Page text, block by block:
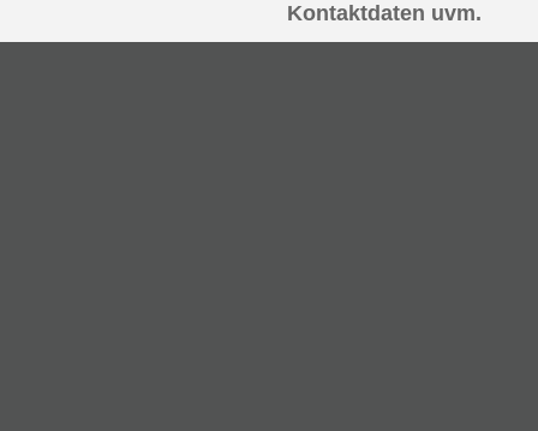
Kontaktdaten uvm.